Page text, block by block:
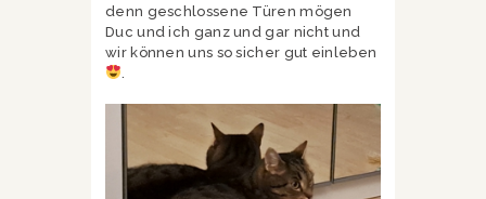
denn geschlossene Türen mögen
Duc und ich ganz und gar nicht und
wir können uns so sicher gut einleben